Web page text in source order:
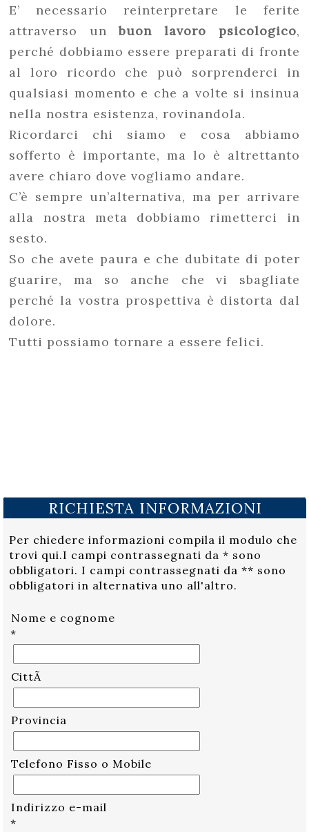
E’ necessario reinterpretare le ferite
attraverso unbuon lavoro psicologico,
perché dobbiamo essere preparati di fronte
al loro ricordo che può sorprenderci in
qualsiasi momento e che a volte si insinua
nella nostra esistenza, rovinandola.
Ricordarci chi siamo e cosa abbiamo
sofferto è importante, ma lo è altrettanto
avere chiaro dove vogliamo andare.
C’è sempre un’alternativa, ma per arrivare
alla nostra meta dobbiamo rimetterci in
sesto.
So che avete paura e che dubitate di poter
guarire, ma so anche che vi sbagliate
perché la vostra prospettiva è distorta dal
dolore.
Tutti possiamo tornare a essere felici.
RICHIESTA INFORMAZIONI
Per chiedere informazioni compila il modulo che
trovi qui.I campi contrassegnati da * sono
obbligatori. I campi contrassegnati da ** sono
obbligatori in alternativa uno all'altro.
Nome e cognome
*
CittÃ
Provincia
Telefono Fisso o Mobile
Indirizzo e-mail
*